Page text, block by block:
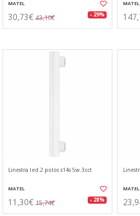
MATEL
30,73€ 43,10€ - 29%
MATEL
Linestra led 2 polos s14s 5w.3cct
MATEL
11,30€ 15,74€ - 28%
MATEL